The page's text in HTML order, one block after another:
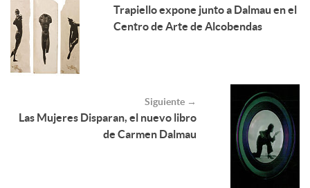
Trapiello expone junto a Dalmau en el
Centro de Arte de Alcobendas
Siguiente →
Las Mujeres Disparan, el nuevo libro
de Carmen Dalmau